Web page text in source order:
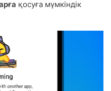
қосуға мүмкіндік